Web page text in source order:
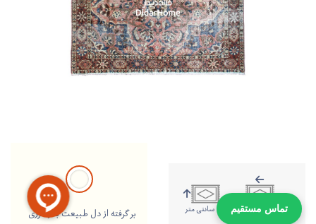
320 سانتی متر 212 سانتی متر
بر گرفته از دل طبیعت با رنگرزی
تماس مستقیم